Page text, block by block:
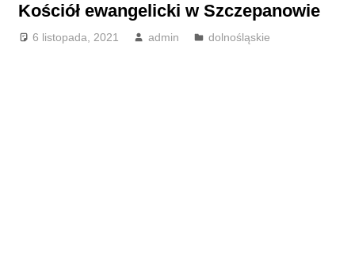
Kościół ewangelicki w Szczepanowie
6 listopada, 2021 admin dolnośląskie